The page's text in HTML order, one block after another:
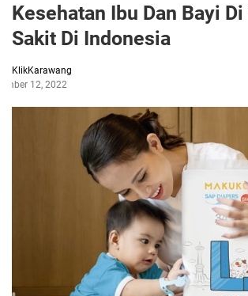
Kesehatan Ibu Dan Bayi
Sakit Di Indonesia
KlikKarawang
12, 2022